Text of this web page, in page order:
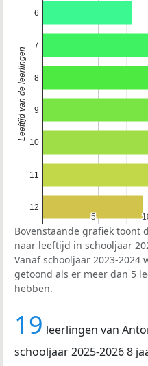
5
5
6
7
8
9
10
11
12
Leeftijd van de leerlingen
Bovenstaande grafiek toont
naar leeftijd in schooljaar
Vanaf schooljaar 2023-2024
getoond als er meer dan 5
hebben.
19 leerlingen van
schooljaar 2025-2026 8